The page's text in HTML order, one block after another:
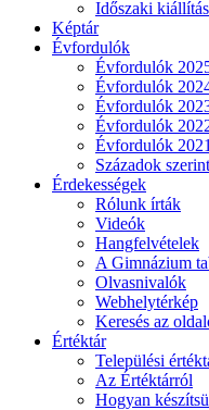
Időszaki
Képtár
Évfordulók
Évfordulók
Évfordulók
Évfordulók
Évfordulók
Évfordulók
Századok
Érdekességek
Rólunk írták
Videók
Hangfelvételek
A Gimnázium
Olvasnivalók
Webhelytérkép
Keresés az
Értéktár
Települési
Az Értéktárról
Hogyan